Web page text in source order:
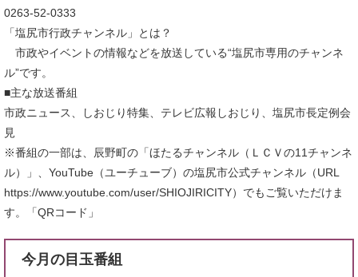
0263-52-0333
「塩尻市行政チャンネル」とは？
市政やイベントの情報などを放送している“塩尻市専用のチャンネ
ル”です。
■主な放送番組
市政ニュース、しおじり特集、テレビ広報しおじり、塩尻市長定例会
見
※番組の一部は、辰野町の「ほたるチャンネル（ＬＣＶの11チャンネ
ル）」、YouTube（ユーチューブ）の塩尻市公式チャンネル（URL
https://www.youtube.com/user/SHIOJIRICITY）でもご覧いただけま
す。「QRコード」
今月の目玉番組